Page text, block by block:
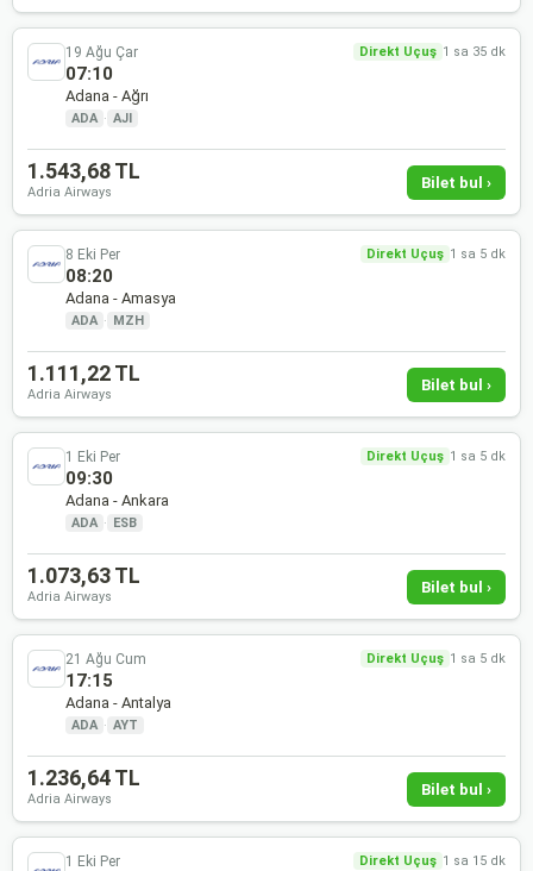
19 Ağu Çar Direkt Uçuş 1 sa 35 dk
07:10
Adana - Ağrı
ADA · AJI
1.543,68 TL
Adria Airways
Bilet bul ›
8 Eki Per Direkt Uçuş 1 sa 5 dk
08:20
Adana - Amasya
ADA · MZH
1.111,22 TL
Adria Airways
Bilet bul ›
1 Eki Per Direkt Uçuş 1 sa 5 dk
09:30
Adana - Ankara
ADA · ESB
1.073,63 TL
Adria Airways
Bilet bul ›
21 Ağu Cum Direkt Uçuş 1 sa 5 dk
17:15
Adana - Antalya
ADA · AYT
1.236,64 TL
Adria Airways
Bilet bul ›
1 Eki Per Direkt Uçuş 1 sa 15 dk